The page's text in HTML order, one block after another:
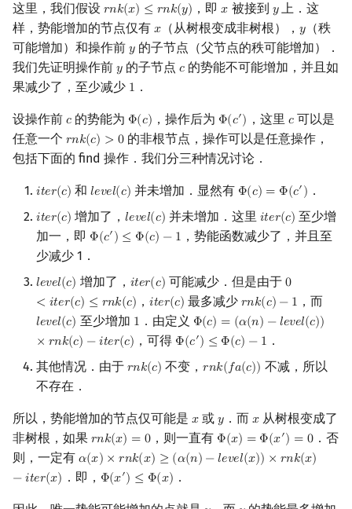
这里，我们假设 𝑟𝑛𝑘(𝑥) ≤ 𝑟𝑛𝑘(𝑦)
rnk(x)≤ rn k(y) ，即𝑥
x 被接到 𝑦
y上．这
样，势能增加的节点仅有 𝑥
x （从树根变成非树根），𝑦
y（秩
可能增加）和操作前 𝑦
y的子节点（父节点的秩可能增加）．
我们先证明操作前 𝑦
y的子节点 𝑐
c的势能不可能增加，并且如
果减少了，至少减少 1
1 ．
设操作前 𝑐
c的势能为 Φ(𝑐)
Φ(c) ，操作后为 Φ(𝑐′)
Φ(c′) ，这里 𝑐
c可以是
任意一个 𝑟𝑛𝑘(𝑐) > 0
rnk(c)> 0
的非根节点，操作可以是任意操作，
包括下面的 find 操作．我们分三种情况讨论．
𝑖𝑡𝑒𝑟(𝑐)
iter(c) 和𝑙𝑒𝑣𝑒𝑙(𝑐)
level(c) 并未增加．显然有 Φ(𝑐) = Φ(𝑐′)
Φ(c) =Φ (c′) ．
𝑖𝑡𝑒𝑟(𝑐)
iter(c) 增加了，𝑙𝑒𝑣𝑒𝑙(𝑐)
level(c) 并未增加．这里 𝑖𝑡𝑒𝑟(𝑐)
iter(c) 至少增
加一，即 Φ(𝑐′) ≤ Φ(𝑐) − 1
Φ(c′ )≤Φ (c)−1
，势能函数减少了，并且至
少减少 1．
𝑙𝑒𝑣𝑒𝑙(𝑐)
level(c) 增加了， 𝑖𝑡𝑒𝑟(𝑐)
iter(c) 可能减少．但是由于 0
< 𝑖𝑡𝑒𝑟(𝑐) ≤ 𝑟𝑛𝑘(𝑐)
0
， 𝑖𝑡𝑒𝑟(𝑐)
iter(c) 最多减少𝑟𝑛𝑘(𝑐) − 1
rnk(c)− 1 ，而
𝑙𝑒𝑣𝑒𝑙(𝑐)
level(c) 至少增加 1
1 ．由定义 Φ(𝑐) = (𝛼(𝑛) −𝑙𝑒𝑣𝑒𝑙(𝑐))
× 𝑟𝑛𝑘(𝑐) −𝑖𝑡𝑒𝑟(𝑐)
Φ(c) =(α (n)−le vel(c))×rnk
，可得 Φ(𝑐′) ≤ Φ(𝑐) − 1
Φ(c′)≤Φ (c)−1
．
其他情况．由于 𝑟𝑛𝑘(𝑐)
rnk(c) 不变，𝑟𝑛𝑘(𝑓𝑎(𝑐))
rnk(fa(c))
不减，所以
不存在．
所以，势能增加的节点仅可能是 𝑥
x 或𝑦
y．而 𝑥
x 从树根变成了
非树根，如果 𝑟𝑛𝑘(𝑥) = 0
rnk(x)= 0 ，则一直有 Φ(𝑥) = Φ(𝑥′) = 0
Φ(x)=Φ (x′)=0
．否
则，一定有 𝛼(𝑥) × 𝑟𝑛𝑘(𝑥) ≥ (𝛼(𝑛) −𝑙𝑒𝑣𝑒𝑙(𝑥)) × 𝑟𝑛𝑘(𝑥)
−𝑖𝑡𝑒𝑟(𝑥)
α(x)× rn k(x)≥(α n) −level (x ))×rnk(x)− it er(x)
．即， Φ(𝑥′) ≤ Φ(𝑥)
Φ(x′)≤ Φ x) ．